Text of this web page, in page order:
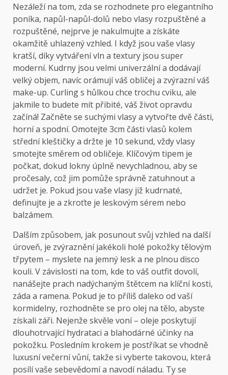
Nezáleží na tom, zda se rozhodnete pro elegantního
poníka, napůl-napůl-dolů nebo vlasy rozpuštěné a
rozpuštěné, nejprve je nakulmujte a získáte
okamžitě uhlazený vzhled. I když jsou vaše vlasy
kratší, díky vytváření vln a textury jsou super
moderní. Kudrny jsou velmi univerzální a dodávají
velký objem, navíc orámují váš obličej a zvýrazní váš
make-up. Curling s hůlkou chce trochu cviku, ale
jakmile to budete mít přibité, váš život opravdu
začíná! Začněte se suchými vlasy a vytvořte dvě části,
horní a spodní. Omotejte 3cm části vlasů kolem
střední kleštičky a držte je 10 sekund, vždy vlasy
smotejte směrem od obličeje. Klíčovým tipem je
počkat, dokud lokny úplně nevychladnou, aby se
pročesaly, což jim pomůže správně zatuhnout a
udržet je. Pokud jsou vaše vlasy již kudrnaté,
definujte je a zkroťte je leskovým sérem nebo
balzámem.
Dalším způsobem, jak posunout svůj vzhled na další
úroveň, je zvýraznění jakékoli holé pokožky tělovým
třpytem – myslete na jemný lesk a ne plnou disco
kouli. V závislosti na tom, kde to váš outfit dovolí,
nanášejte prach nadýchaným štětcem na klíční kosti,
záda a ramena. Pokud je to příliš daleko od vaší
kormidelny, rozhodněte se pro olej na tělo, abyste
získali záři. Nejenže skvěle voní – oleje poskytují
dlouhotrvající hydrataci a blahodárné účinky na
pokožku. Posledním krokem je postříkat se vhodně
luxusní večerní vůní, takže si vyberte takovou, která
posílí vaše sebevědomí a navodí náladu. Ty se